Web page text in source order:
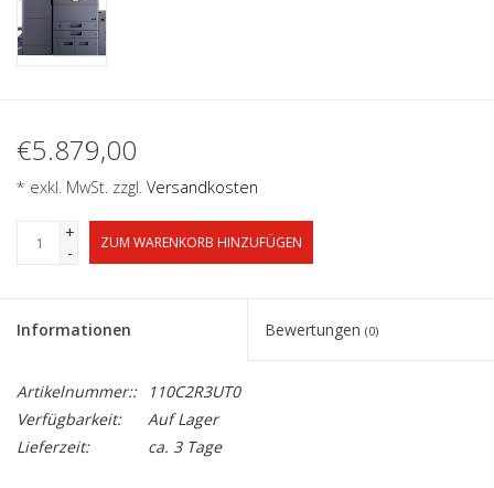
€5.879,00
* exkl. MwSt. zzgl. Versandkosten
+
-
ZUM WARENKORB HINZUFÜGEN
Informationen Bewertungen (0)
Artikelnummer::
110C2R3UT0
Verfügbarkeit:
Auf Lager
Lieferzeit:
ca. 3 Tage